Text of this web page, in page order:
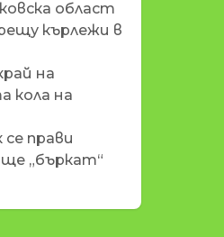
област
кърлежи в
на
кола на
прави
„бъркат“